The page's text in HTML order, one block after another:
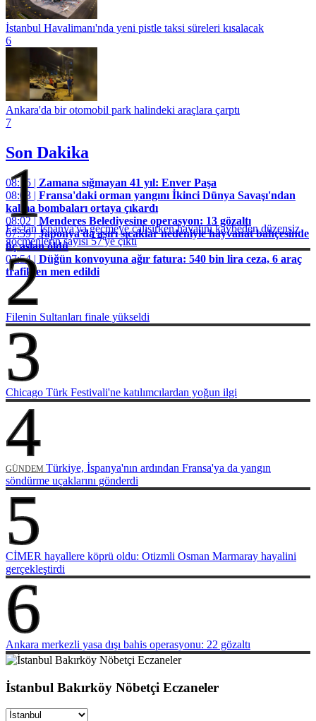
İstanbul Havalimanı'nda yeni pistle taksi süreleri kısalacak
6
Ankara'da bir otomobil park halindeki araçlara çarptı
7
Son Dakika
08:15 | Zamana sığmayan 41 yıl: Enver Paşa
08:03 | Fransa'daki orman yangını İkinci Dünya Savaşı'ndan
kalma bombaları ortaya çıkardı
08:02 |Menderes Belediyesine operasyon: 13 gözaltı
07:59 |Japonya'da aşırı sıcaklar nedeniyle hayvanat bahçesinde
üç aslan öldü
07:54 | Düğün konvoyuna ağır fatura: 540 bin lira ceza, 6 araç
trafikten men edildi
1
Fas'tan İspanya'ya geçmeye çalışırken hayatını kaybeden düzensiz
göçmenlerin sayısı 57'ye çıktı
2
Filenin Sultanları finale yükseldi
3
Chicago Türk Festivali'ne katılımcılardan yoğun ilgi
4
GÜNDEM Türkiye, İspanya'nın ardından Fransa'ya da yangın
söndürme uçaklarını gönderdi
5
CİMER hayallere köprü oldu: Otizmli Osman Marmaray hayalini
gerçekleştirdi
6
Ankara merkezli yasa dışı bahis operasyonu: 22 gözaltı
İstanbul Bakırköy Nöbetçi Eczaneler